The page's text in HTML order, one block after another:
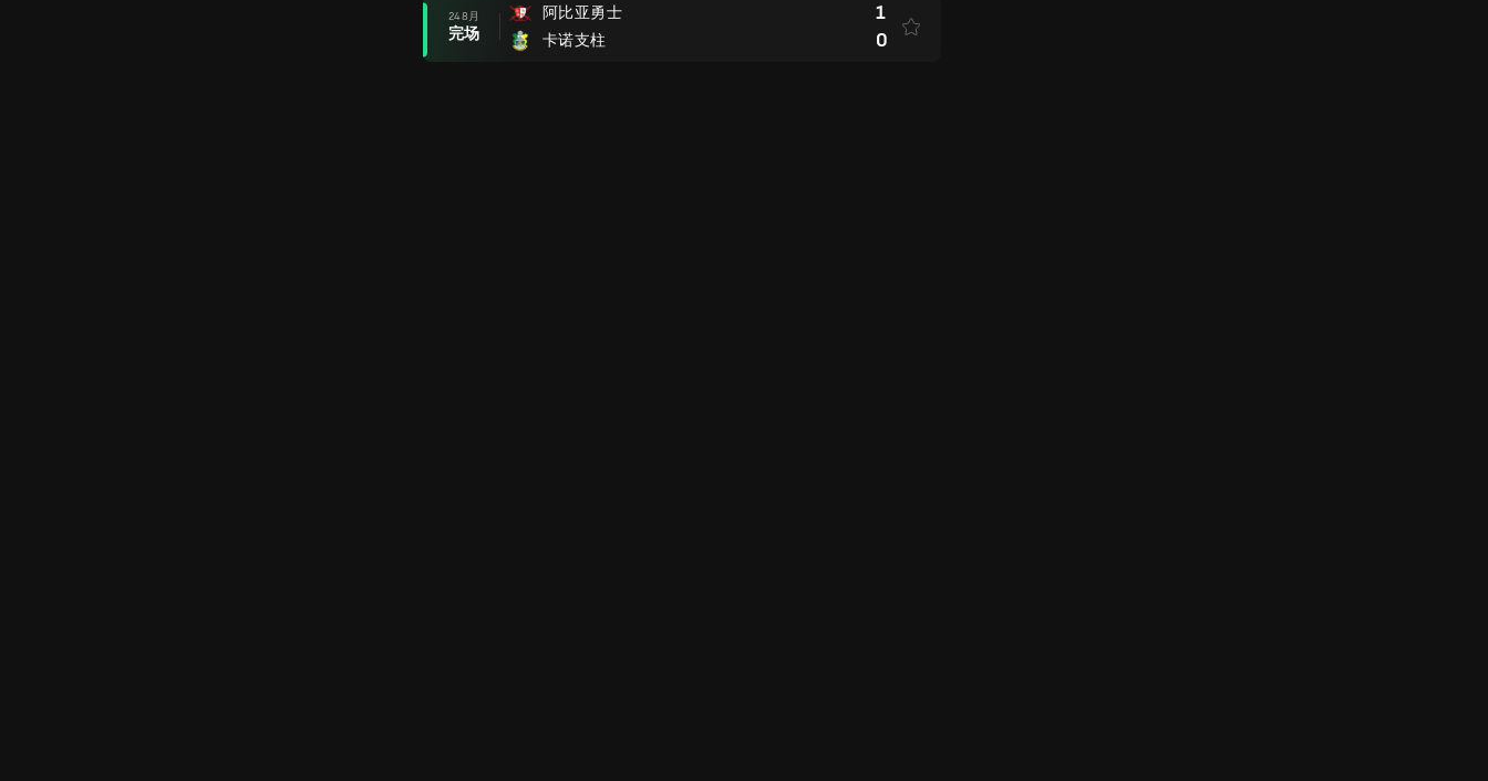
24 8月
完场
阿比亚勇士
卡诺支柱
1
0